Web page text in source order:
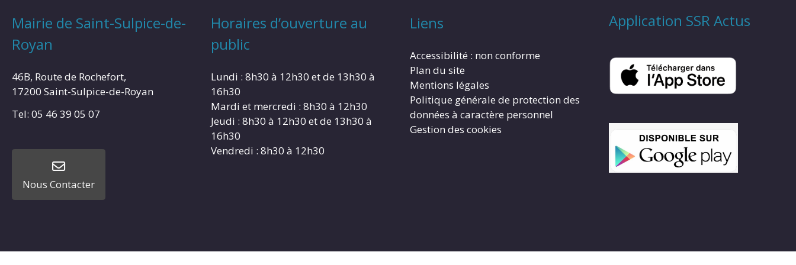
Mairie de Saint-Sulpice-de-
Royan
46B, Route de Rochefort,
17200 Saint-Sulpice-de-Royan
Tel: 05 46 39 05 07
Nous Contacter
Horaires d’ouverture au
public
Lundi : 8h30 à 12h30 et de 13h30 à
16h30
Mardi et mercredi : 8h30 à 12h30
Jeudi : 8h30 à 12h30 et de 13h30 à
16h30
Vendredi : 8h30 à 12h30
Liens
Accessibilité : non conforme
Plan du site
Mentions légales
Politique générale de protection des
données à caractère personnel
Gestion des cookies
Application SSR Actus